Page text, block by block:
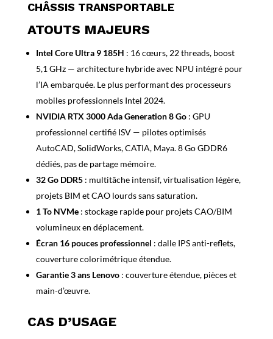
CHÂSSIS TRANSPORTABLE
ATOUTS MAJEURS
Intel Core Ultra 9 185H : 16 cœurs, 22 threads, boost
5,1 GHz — architecture hybride avec NPU intégré pour
l’IA embarquée. Le plus performant des processeurs
mobiles professionnels Intel 2024.
NVIDIA RTX 3000 Ada Generation 8 Go: GPU
professionnel certifié ISV — pilotes optimisés
AutoCAD, SolidWorks, CATIA, Maya. 8 Go GDDR6
dédiés, pas de partage mémoire.
32 Go DDR5: multitâche intensif, virtualisation légère,
projets BIM et CAO lourds sans saturation.
1 To NVMe: stockage rapide pour projets CAO/BIM
volumineux en déplacement.
Écran 16 pouces professionnel : dalle IPS anti-reflets,
couverture colorimétrique étendue.
Garantie 3 ans Lenovo: couverture étendue, pièces et
main-d’œuvre.
CAS D’USAGE